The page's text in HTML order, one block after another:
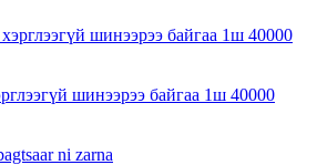
шинээрээ байгаа 1ш 40000